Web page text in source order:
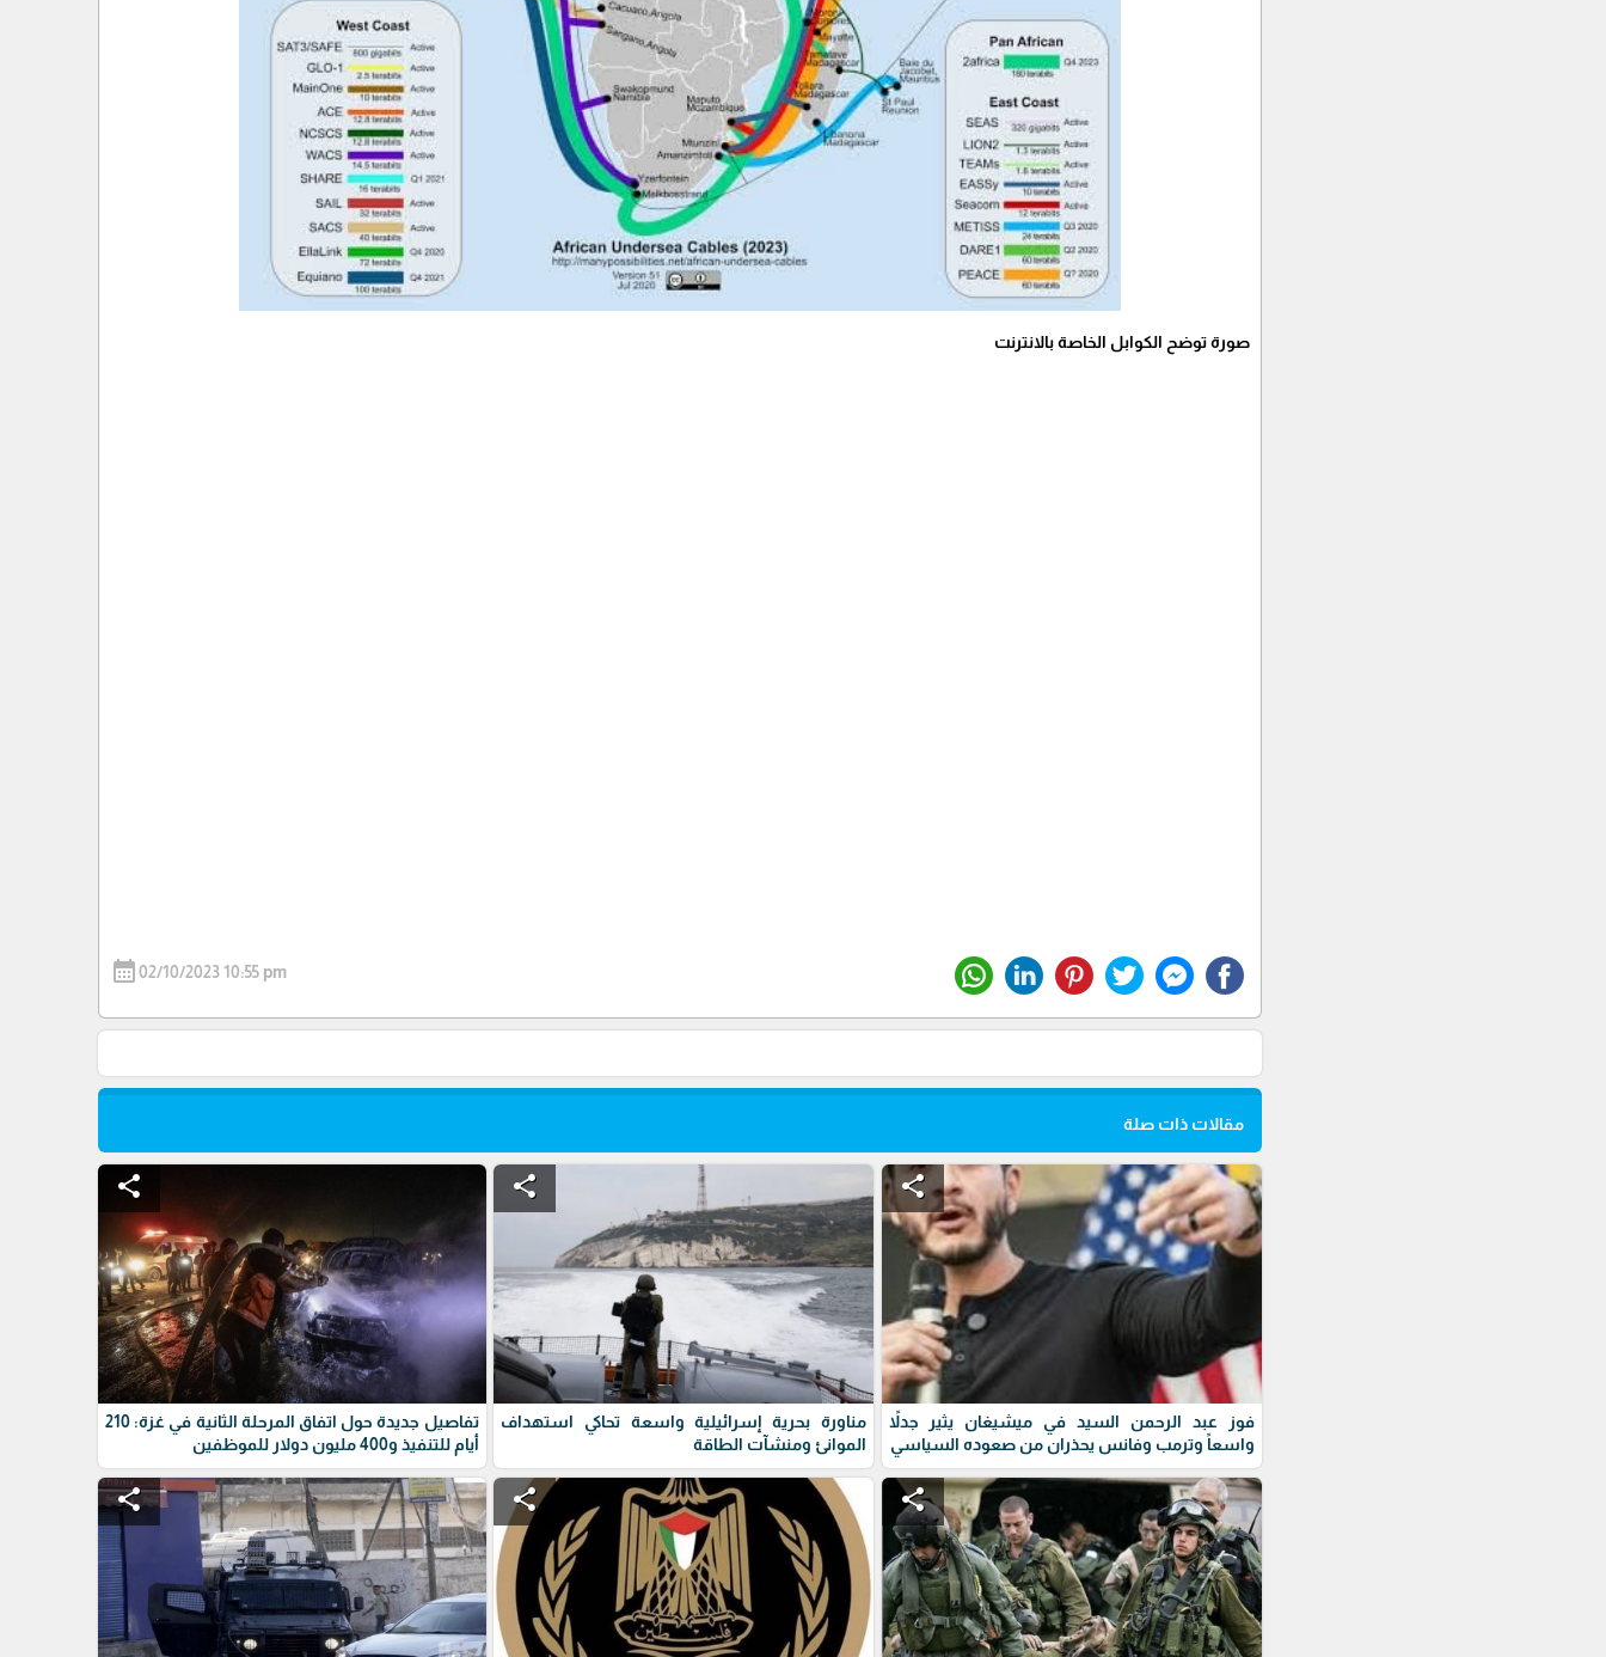
صورة توضح الكوابل الخاصة بالانترنت
calendar_month02/10/2023 10:55 pm
مقالات ذات صلة
share
فوز عبد الرحمن السيد في ميشيغان يثير جدلاً
واسعاً وترمب وفانس يحذران من صعوده السياسي
share
مناورة بحرية إسرائيلية واسعة تحاكي استهداف
الموانئ ومنشآت الطاقة
share
تفاصيل جديدة حول اتفاق المرحلة الثانية في غزة: 210
أيام للتنفيذ و400 مليون دولار للموظفين
share
share
share